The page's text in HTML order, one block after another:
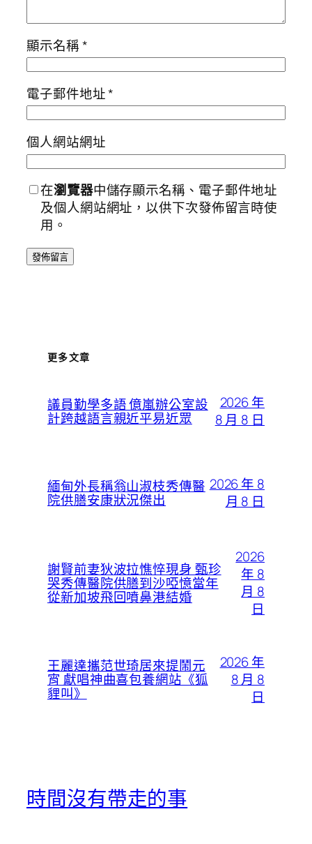
顯示名稱*
電子郵件地址*
個人網站網址
在瀏覽器中儲存顯示名稱、電子郵件地址
及個人網站網址，以供下次發佈留言時使
用。
更多文章
議員勤學多語 億嵐辦公室設
計跨越語言親近平易近眾
2026 年
8 月 8 日
緬甸外長稱翁山淑枝秀傳醫
院供膳安康狀況傑出
2026 年 8
月 8 日
謝賢前妻狄波拉憔悴現身 甄珍
哭秀傳醫院供膳到沙啞憶當年
從新加坡飛回噴鼻港結婚
2026
年 8
月 8
日
王麗達攜范世琦居來提鬧元
宵 獻唱神曲喜包養網站《狐
貍叫》
2026 年
8 月 8
日
時間沒有帶走的事